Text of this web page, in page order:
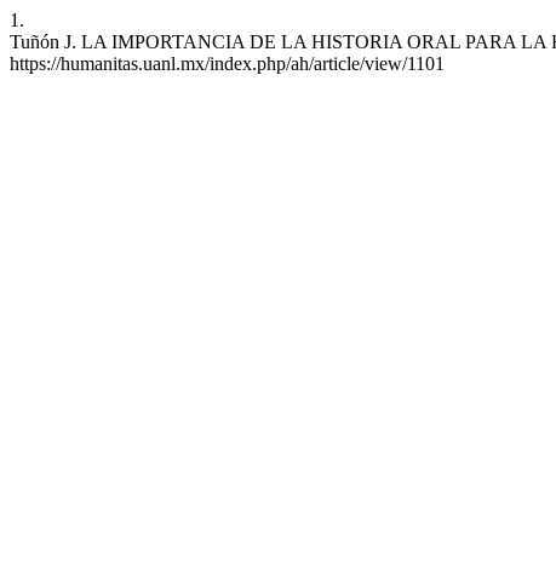
1.
Tuñón J. LA IMPORTANCIA DE LA HISTORIA ORAL PARA LA
https://humanitas.uanl.mx/index.php/ah/article/view/1101